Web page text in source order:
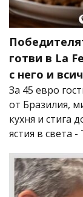
готви в La
с него и
За 45 евро
от Бразилия,
кухня и стига
ястия в света